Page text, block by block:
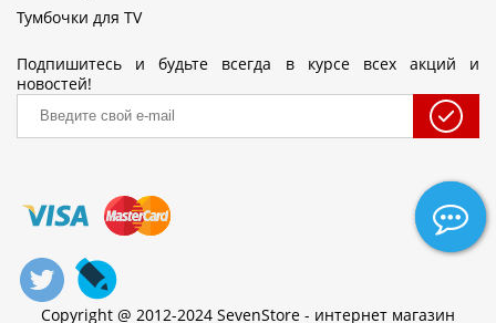
Тумбочки для TV
Подпишитесь и будьте всегда в курсе всех акций и
новостей!
Copyright @ 2012-2024 SevenStore - интернет магазин